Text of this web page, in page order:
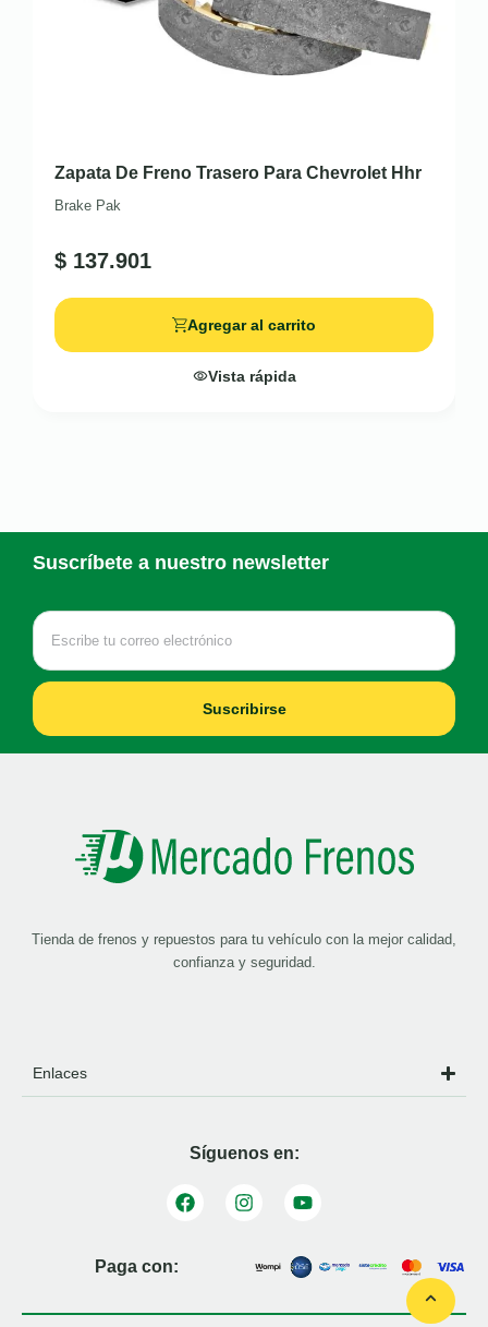
Zapata De Freno Trasero Para Chevrolet Hhr
Brake Pak
$ 137.901
Agregar al carrito
Vista rápida
Suscríbete a nuestro newsletter
Suscribirse
Tienda de frenos y repuestos para tu vehículo con la mejor calidad,
confianza y seguridad.
Enlaces
Síguenos en:
Paga con: